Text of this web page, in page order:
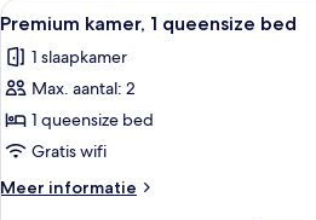
Alle
foto's
voor
Premium
kamer,
1
queensize
bed
Een
5
Premium kamer, 1 queensize bed
1 slaapkamer
Max. aantal: 2
1 queensize bed
Gratis wifi
Meer informatie
Meer